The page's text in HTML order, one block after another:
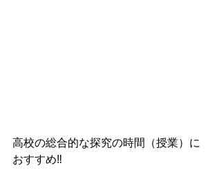
高校の総合的な探究の時間（授業）に
おすすめ‼